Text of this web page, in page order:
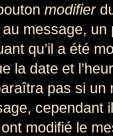
modifier
message, un
qu’il a été
la date et
pas si
cependant
ont modifié le